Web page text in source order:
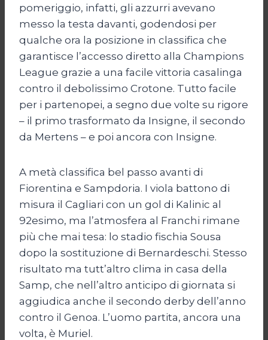
pomeriggio, infatti, gli azzurri avevano
messo la testa davanti, godendosi per
qualche ora la posizione in classifica che
garantisce l’accesso diretto alla Champions
League grazie a una facile vittoria casalinga
contro il debolissimo Crotone. Tutto facile
per i partenopei, a segno due volte su rigore
– il primo trasformato da Insigne, il secondo
da Mertens – e poi ancora con Insigne.
A metà classifica bel passo avanti di
Fiorentina e Sampdoria. I viola battono di
misura il Cagliari con un gol di Kalinic al
92esimo, ma l’atmosfera al Franchi rimane
più che mai tesa: lo stadio fischia Sousa
dopo la sostituzione di Bernardeschi. Stesso
risultato ma tutt’altro clima in casa della
Samp, che nell’altro anticipo di giornata si
aggiudica anche il secondo derby dell’anno
contro il Genoa. L’uomo partita, ancora una
volta, è Muriel.